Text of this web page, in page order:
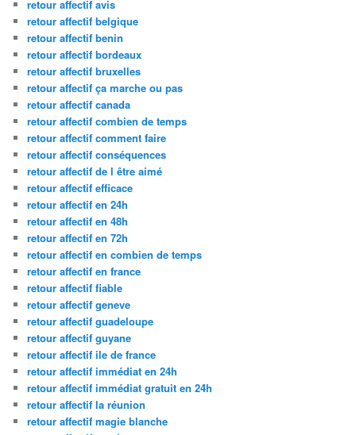
retour affectif avis
retour affectif belgique
retour affectif benin
retour affectif bordeaux
retour affectif bruxelles
retour affectif ça marche ou pas
retour affectif canada
retour affectif combien de temps
retour affectif comment faire
retour affectif conséquences
retour affectif de l être aimé
retour affectif efficace
retour affectif en 24h
retour affectif en 48h
retour affectif en 72h
retour affectif en combien de temps
retour affectif en france
retour affectif fiable
retour affectif geneve
retour affectif guadeloupe
retour affectif guyane
retour affectif ile de france
retour affectif immédiat en 24h
retour affectif immédiat gratuit en 24h
retour affectif la réunion
retour affectif magie blanche